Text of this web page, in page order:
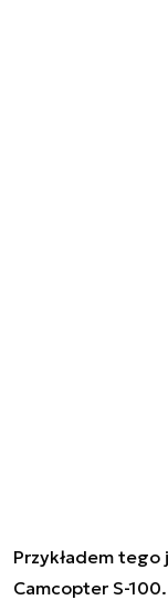
Przykładem tego
Camcopter S-